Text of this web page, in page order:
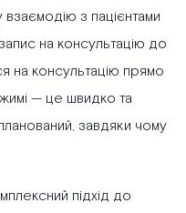
з пацієнтами
на консультацію до
на консультацію прямо
— це швидко та
завдяки чому
підхід до